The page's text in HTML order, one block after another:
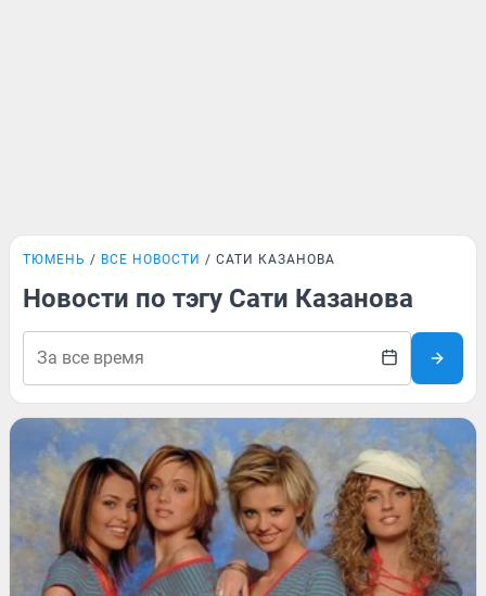
ТЮМЕНЬ ВСЕ НОВОСТИ САТИ КАЗАНОВА
Новости по тэгу Сати Казанова